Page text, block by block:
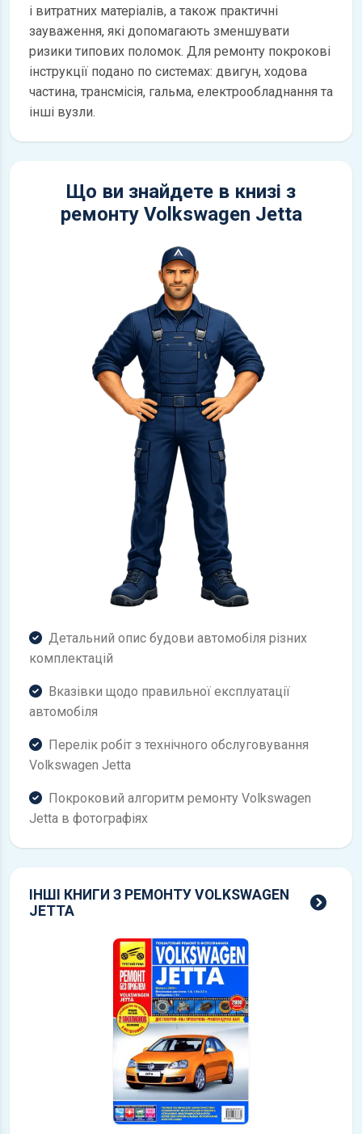
і витратних матеріалів, а також практичні
зауваження, які допомагають зменшувати
ризики типових поломок. Для ремонту покрокові
інструкції подано по системах: двигун, ходова
частина, трансмісія, гальма, електрообладнання та
інші вузли.
Що ви знайдете в книзі з
ремонту Volkswagen Jetta
Детальний опис будови автомобіля різних
комплектацій
Вказівки щодо правильної експлуатації
автомобіля
Перелік робіт з технічного обслуговування
Volkswagen Jetta
Покроковий алгоритм ремонту Volkswagen
Jetta в фотографіях
ІНШІ КНИГИ З РЕМОНТУ VOLKSWAGEN
JETTA